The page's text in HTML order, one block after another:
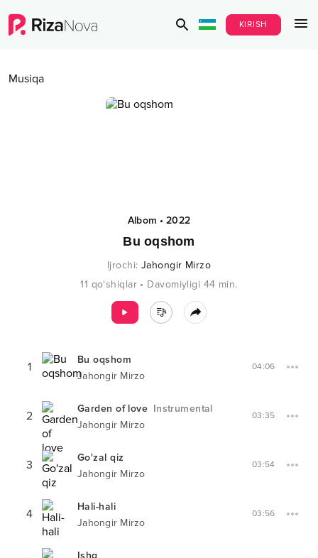
KIRISH
Musiqa
Albom •2022
Bu oqshom
Ijrochi: Jahongir Mirzo
11 qo‘shiqlar • Davomiyligi 44 min.
1
Bu oqshom
Jahongir Mirzo
04:06
2 Garden of love Instrumental
Jahongir Mirzo
03:35
3
Go'zal qiz
Jahongir Mirzo
03:54
4
Hali-hali
Jahongir Mirzo
03:56
Ishq